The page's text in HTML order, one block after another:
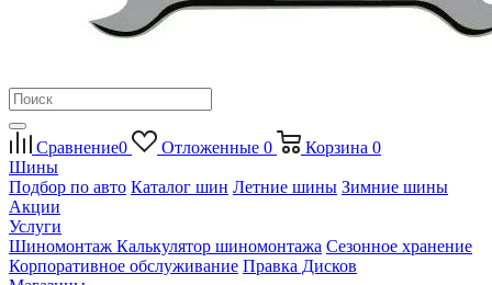
Сравнение0 Отложенные 0 Корзина 0
Шины
Подбор по авто Каталог шин Летние шины Зимние шины
Акции
Услуги
Шиномонтаж Калькулятор шиномонтажа Сезонное хранение
Корпоративное обслуживание Правка Дисков